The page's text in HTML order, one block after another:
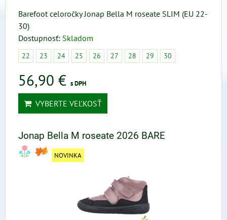
Barefoot celoročky Jonap Bella M roseate SLIM (EU 22-
30)
Dostupnosť: Skladom
22 23 24 25 26 27 28 29 30
56,90 € s DPH
VYBERTE VEĽKOSŤ
Jonap Bella M roseate 2026 BARE
NOVINKA